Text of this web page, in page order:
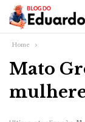
Home
Mato